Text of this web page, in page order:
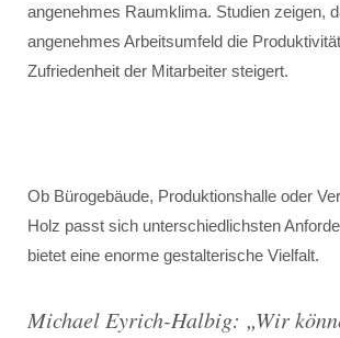
angenehmes Raumklima. Studien zeigen,
angenehmes Arbeitsumfeld die
Zufriedenheit der Mitarbeiter steigert.
Ob Bürogebäude, Produktionshalle oder
Holz passt sich unterschiedlichsten
bietet eine enorme gestalterische Vielfalt.
Michael Eyrich-Halbig: „Wir